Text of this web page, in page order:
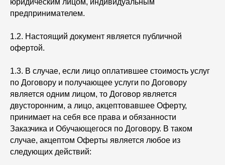
юридическим лицом, индивидуальным
предпринимателем.
1.2. Настоящий документ является публичной
офертой.
1.3. В случае, если лицо оплатившее стоимость услуг
по Договору и получающее услуги по Договору
является одним лицом, то Договор является
двусторонним, а лицо, акцептовавшее Оферту,
принимает на себя все права и обязанности
Заказчика и Обучающегося по Договору. В таком
случае, акцептом Оферты является любое из
следующих действий: